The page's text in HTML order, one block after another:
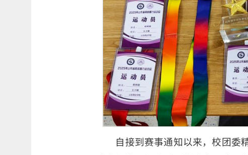
自接到赛事通知以来，校团委